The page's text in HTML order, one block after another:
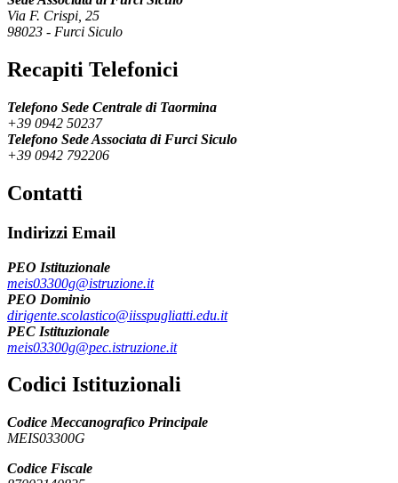
Via F. Crispi, 25
98023 - Furci Siculo
Recapiti Telefonici
Telefono Sede Centrale di Taormina
+39 0942 50237
Telefono Sede Associata di Furci Siculo
+39 0942 792206
Contatti
Indirizzi Email
PEO Istituzionale
meis03300g@istruzione.it
PEO Dominio
dirigente.scolastico@iisspugliatti.edu.it
PEC Istituzionale
meis03300g@pec.istruzione.it
Codici Istituzionali
Codice Meccanografico Principale
MEIS03300G
Codice Fiscale